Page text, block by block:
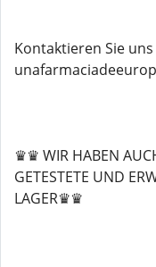
Kontaktieren Sie
♛♛ WIR HABEN
GETESTETE UND
LAGER♛♛